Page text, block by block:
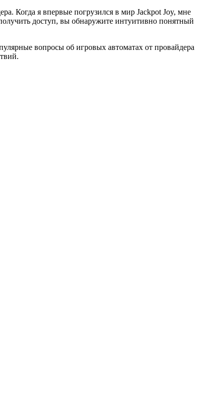
Когда я впервые погрузился в мир Jackpot Joy, мне
доступ, вы обнаружите интуитивно понятный
вопросы об игровых автоматах от провайдера